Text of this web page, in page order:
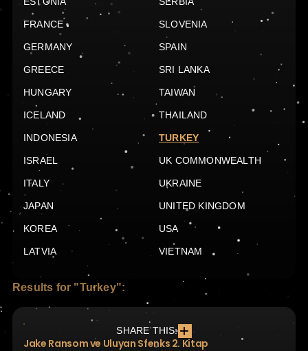
FRANCE
GERMANY
GREECE
HUNGARY
ICELAND
INDONESIA
ISRAEL
ITALY
JAPAN
KOREA
LATVIA
SLOVENIA
SPAIN
SRI LANKA
TAIWAN
THAILAND
TURKEY
UK COMMONWEALTH
UKRAINE
UNITED KINGDOM
USA
VIETNAM
Results for "Turkey":
SHARE THIS:
Jake Ransom ve Uluyan Sfenks 2. Kitap